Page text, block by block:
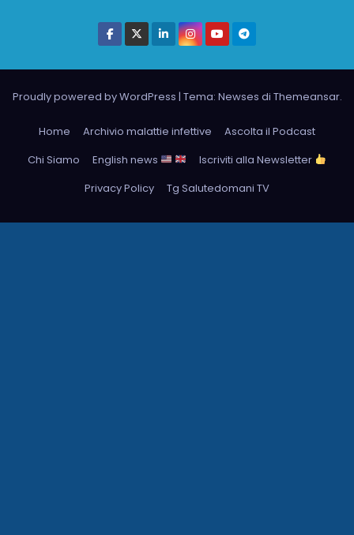
Proudly powered by WordPress | Tema: Newses di Themeansar.
Home Archivio malattie infettive
Ascolta il Podcast
Chi Siamo
English news
Iscriviti alla Newsletter
Privacy Policy
Tg Salutedomani TV